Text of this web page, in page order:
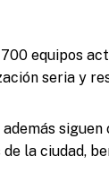
equipos
seria y
la ciudad,